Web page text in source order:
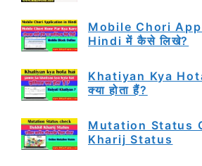
Mobile Chori
Hindi में कैसे लिखे?
Khatiyan Kya
क्या होता हैं?
Mutation Status
Kharij Status